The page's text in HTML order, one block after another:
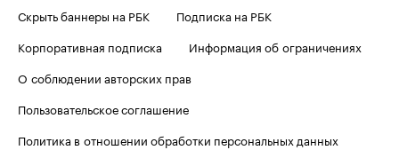
Скрыть баннеры на РБК
Подписка на РБК
Корпоративная подписка
Информация об ограничениях
О соблюдении авторских прав
Пользовательское соглашение
Политика в отношении обработки персональных данных